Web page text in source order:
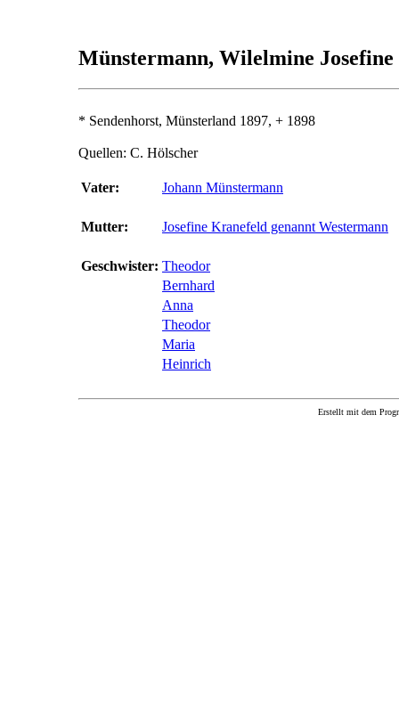
Münstermann, Wilelmine
* Sendenhorst, Münsterland 1897, + 1898
Quellen: C. Hölscher
Vater: Johann Münstermann
Mutter: Josefine Kranefeld genannt Westermann
Geschwister: Theodor
Bernhard
Anna
Theodor
Maria
Heinrich
Erstellt mit dem